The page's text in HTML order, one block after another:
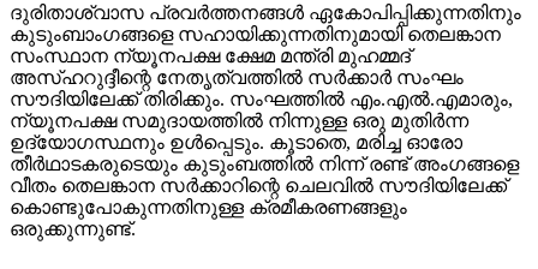
ദുരിതാശ്വാസ പ്രവര്‍ത്തനങ്ങള്‍ ഏകോപിപ്പിക്കുന്നതിനും
കുടുംബാംഗങ്ങളെ സഹായിക്കുന്നതിനുമായി തെലങ്കാന
സംസ്ഥാന ന്യൂനപക്ഷ ക്ഷേമ മന്ത്രി മുഹമ്മദ്
അസ്ഹറുദ്ദീന്റെ നേതൃത്വത്തില്‍ സര്‍ക്കാര്‍ സംഘം
സൗദിയിലേക്ക് തിരിക്കും. സംഘത്തില്‍ എം.എല്‍.എമാരും,
ന്യൂനപക്ഷ സമുദായത്തില്‍ നിന്നുള്ള ഒരു മുതിര്‍ന്ന
ഉദ്യോഗസ്ഥനും ഉള്‍പ്പെടും. കൂടാതെ, മരിച്ച ഓരോ
തീര്‍ഥാടകരുടെയും കുടുംബത്തില്‍ നിന്ന് രണ്ട് അംഗങ്ങളെ
വീതം തെലങ്കാന സര്‍ക്കാറിന്റെ ചെലവില്‍ സൗദിയിലേക്ക്
കൊണ്ടുപോകുന്നതിനുള്ള ക്രമീകരണങ്ങളും
ഒരുക്കുന്നുണ്ട്.